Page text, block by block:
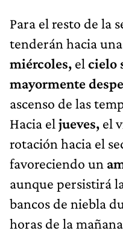
Para el resto de la
tenderán hacia
miércoles, el cielo
mayormente
ascenso de las
Hacia el jueves, el
rotación hacia el
favoreciendo un
aunque persistirá
bancos de niebla
horas de la